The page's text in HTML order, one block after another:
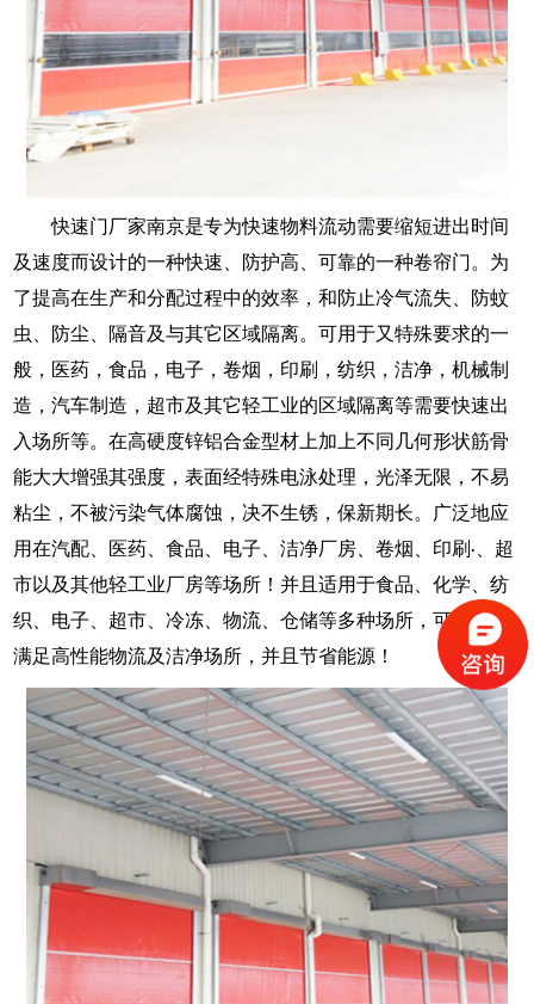
快速门厂家南京是专为快速物料流动需要缩短进出时间
及速度而设计的一种快速、防护高、可靠的一种卷帘门。为
了提高在生产和分配过程中的效率，和防止冷气流失、防蚊
虫、防尘、隔音及与其它区域隔离。可用于又特殊要求的一
般，医药，食品，电子，卷烟，印刷，纺织，洁净，机械制
造，汽车制造，超市及其它轻工业的区域隔离等需要快速出
入场所等。在高硬度锌铝合金型材上加上不同几何形状筋骨
能大大增强其强度，表面经特殊电泳处理，光泽无限，不易
粘尘，不被污染气体腐蚀，决不生锈，保新期长。广泛地应
用在汽配、医药、食品、电子、洁净厂房、卷烟、印刷·
、超
市以及其他轻工业厂房等场所！并且适用于食品、化学、纺
织、电子、超市、冷冻、物流、仓储等多种场所，可极高的
满足高性能物流及洁净场所，并且节省能源 ！